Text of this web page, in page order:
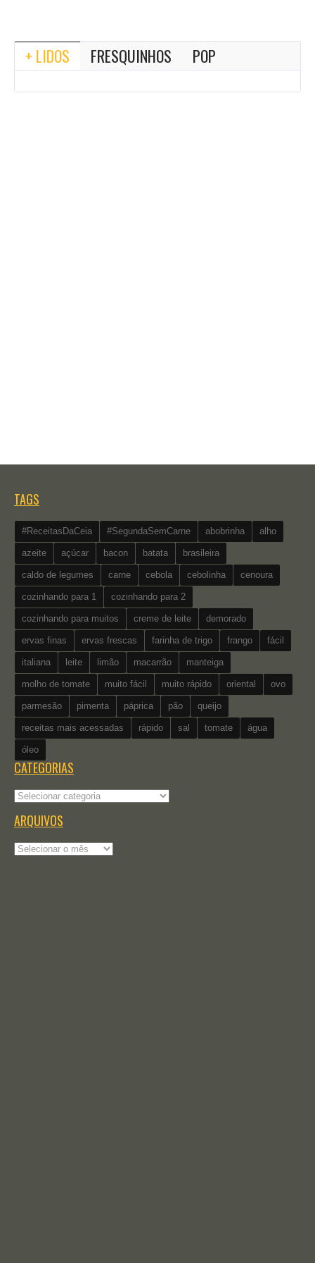
+ LIDOS FRESQUINHOS POP
TAGS
#ReceitasDaCeia #SegundaSemCarne abobrinha alho
azeite açúcar bacon batata brasileira
caldo de legumes carne cebola cebolinha cenoura
cozinhando para 1 cozinhando para 2
cozinhando para muitos creme de leite demorado
ervas finas ervas frescas farinha de trigo frango fácil
italiana leite limão macarrão manteiga
molho de tomate muito fácil muito rápido oriental ovo
parmesão pimenta páprica pão queijo
receitas mais acessadas rápido sal tomate água
óleo
CATEGORIAS
Categorias
ARQUIVOS
Arquivos